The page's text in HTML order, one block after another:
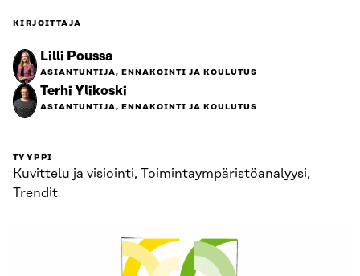
KIRJOITTAJA
Lilli Poussa
ASIANTUNTIJA, ENNAKOINTI JA KOULUTUS
Terhi Ylikoski
ASIANTUNTIJA, ENNAKOINTI JA KOULUTUS
TYYPPI
Kuvittelu ja visiointi, Toimintaympäristö­analyysi,
Trendit